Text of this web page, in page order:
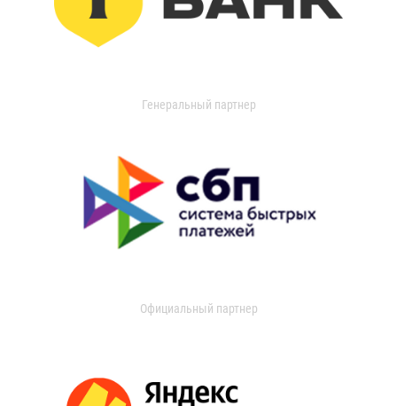
Генеральный партнер
Официальный партнер